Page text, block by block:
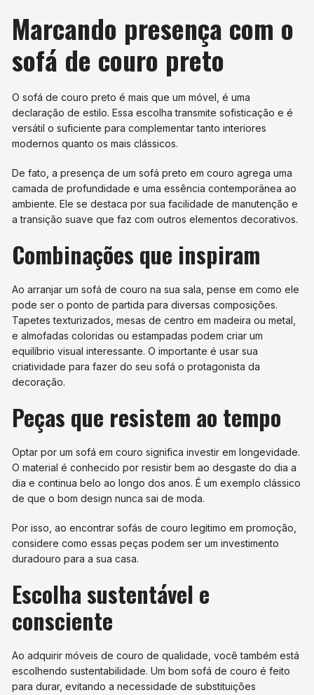
Marcando presença com o
sofá de couro preto
O sofá de couro preto é mais que um móvel, é uma
declaração de estilo. Essa escolha transmite sofisticação e é
versátil o suficiente para complementar tanto interiores
modernos quanto os mais clássicos.
De fato, a presença de um sofá preto em couro agrega uma
camada de profundidade e uma essência contemporânea ao
ambiente. Ele se destaca por sua facilidade de manutenção e
a transição suave que faz com outros elementos decorativos.
Combinações que inspiram
Ao arranjar um sofá de couro na sua sala, pense em como ele
pode ser o ponto de partida para diversas composições.
Tapetes texturizados, mesas de centro em madeira ou metal,
e almofadas coloridas ou estampadas podem criar um
equilíbrio visual interessante. O importante é usar sua
criatividade para fazer do seu sofá o protagonista da
decoração.
Peças que resistem ao tempo
Optar por um sofá em couro significa investir em longevidade.
O material é conhecido por resistir bem ao desgaste do dia a
dia e continua belo ao longo dos anos. É um exemplo clássico
de que o bom design nunca sai de moda.
Por isso, ao encontrar sofás de couro legitimo em promoção,
considere como essas peças podem ser um investimento
duradouro para a sua casa.
Escolha sustentável e
consciente
Ao adquirir móveis de couro de qualidade, você também está
escolhendo sustentabilidade. Um bom sofá de couro é feito
para durar, evitando a necessidade de substituições